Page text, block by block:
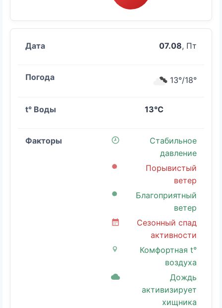
07.08, Пт
13°/18°
13°C
Стабильное
давление
Порывистый
ветер
Благоприятный
ветер
Сезонный спад
активности
Комфортная t°
воздуха
Дождь
активизирует
хищника